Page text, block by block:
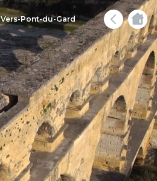
Vers-Pont-du-Gard